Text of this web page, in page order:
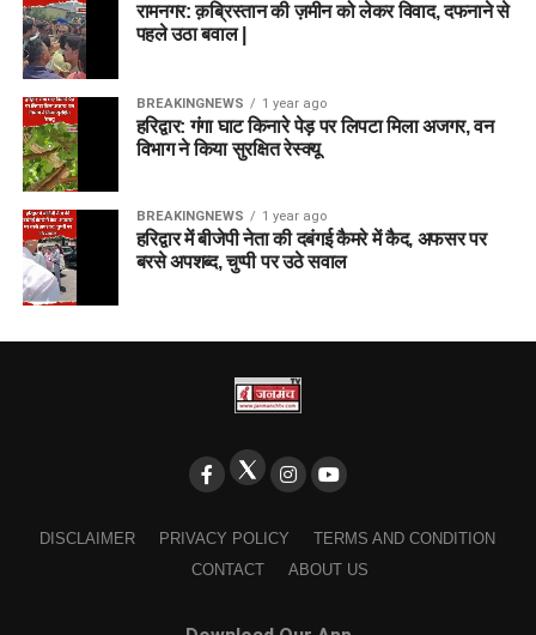
रामनगर: क़ब्रिस्तान की ज़मीन को लेकर विवाद, दफनाने से
पहले उठा बवाल |
BREAKINGNEWS 1 year ago
हरिद्वार: गंगा घाट किनारे पेड़ पर लिपटा मिला अजगर, वन
विभाग ने किया सुरक्षित रेस्क्यू
BREAKINGNEWS 1 year ago
हरिद्वार में बीजेपी नेता की दबंगई कैमरे में कैद, अफसर पर
बरसे अपशब्द, चुप्पी पर उठे सवाल
DISCLAIMER PRIVACY POLICY
TERMS AND CONDITION
CONTACT
ABOUT US